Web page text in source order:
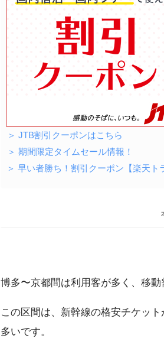
＞ JTB割引クーポンはこちら
＞ 期間限定タイムセール情報！
＞ 早い者勝ち！割引クーポン【楽天ト
博多〜京都間は利用客が多く、移動
この区間は、新幹線の格安チケッ
多いです。